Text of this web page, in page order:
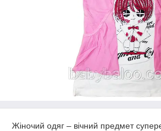
Жіночий одяг – вічний предмет